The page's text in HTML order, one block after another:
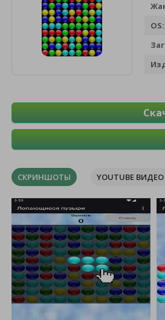
OS:
СКРИНШОТЫ YOUTUBE ВИДЕО